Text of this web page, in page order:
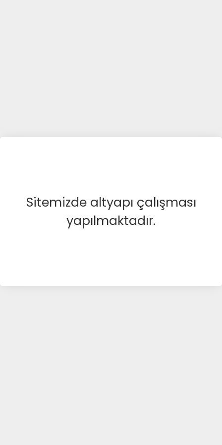
Sitemizde altyapı çalışması
yapılmaktadır.